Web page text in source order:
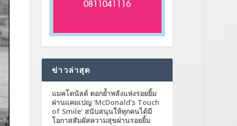
ข่าวล่าสุด
แมคโดนัลด์ ตอกย้ำพลังแห่งรอยยิ้ม
ผ่านแคมเปญ ‘McDonald’s Touch
of Smile’ สนับสนุนให้ทุกคนได้มี
โอกาสสัมผัสความสุขผ่านรอยยิ้ม